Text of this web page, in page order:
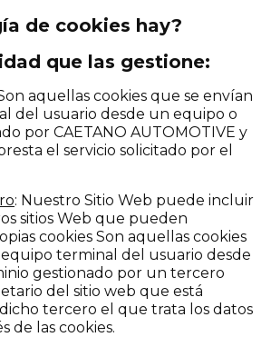
de cookies hay?
que las gestione:
aquellas cookies que se envían
del usuario desde un equipo o
por CAETANO AUTOMOTIVE y
el servicio solicitado por el
: Nuestro Sitio Web puede incluir
sitios Web que pueden
cookies Son aquellas cookies
terminal del usuario desde
gestionado por un tercero
del sitio web que está
tercero el que trata los datos
de las cookies.